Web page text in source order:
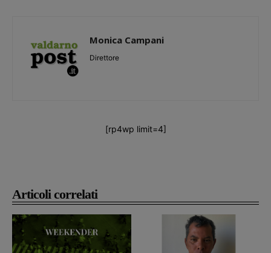
Articoli correlati
Monica Campani
Direttore
[rp4wp limit=4]